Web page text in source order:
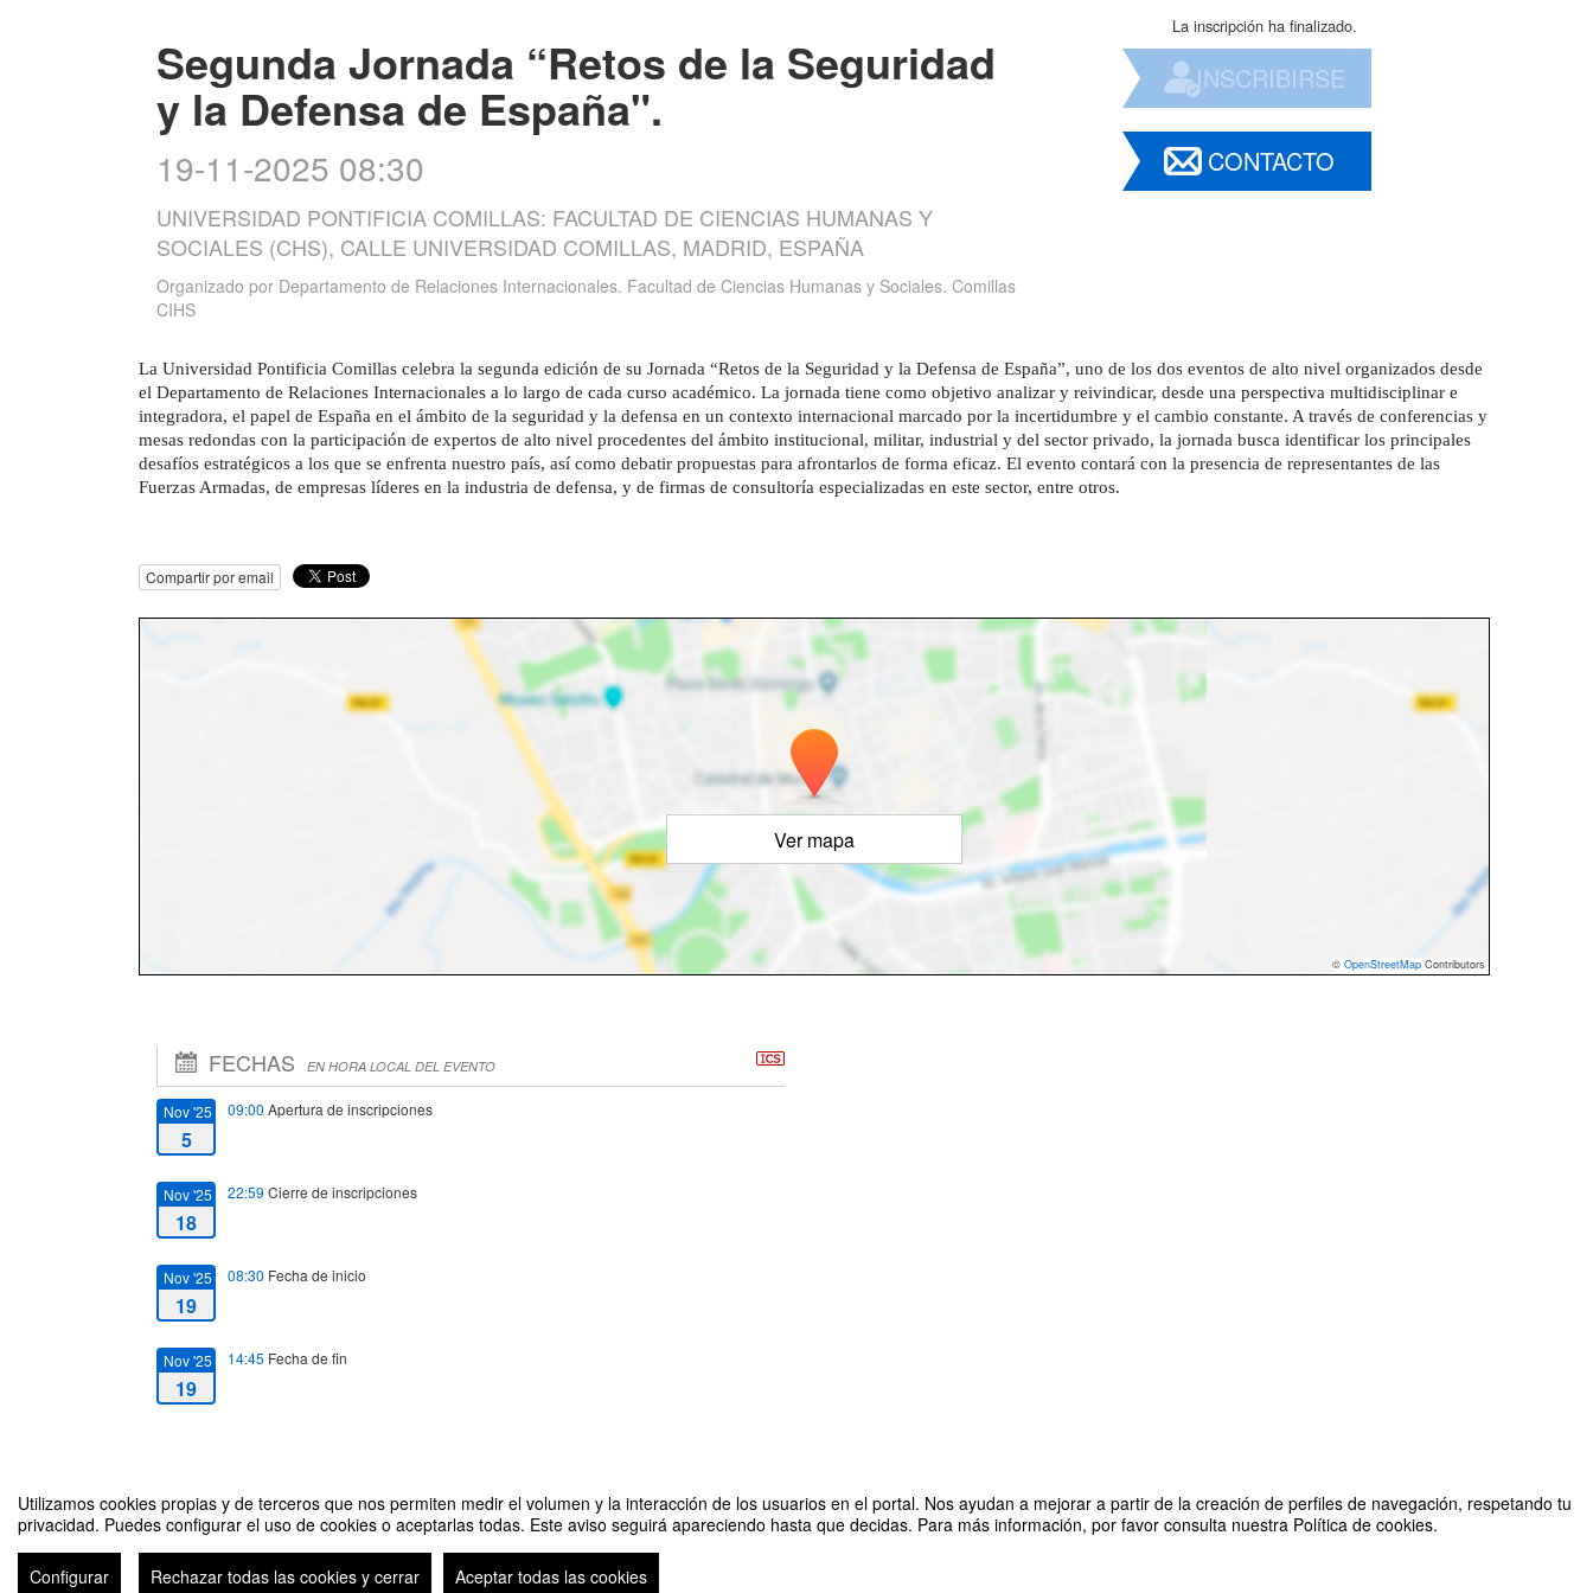
Utilizamos cookies propias y de terceros que nos permiten medir el volumen y la interacción de los usuarios en el portal. Nos ayudan a mejorar a partir de la creación de perfiles de navegación, respetando tu
privacidad. Puedes configurar el uso de cookies o aceptarlas todas. Este aviso seguirá apareciendo hasta que decidas. Para más información, por favor consulta nuestra Política de cookies.
Configurar Rechazar todas las cookies y cerrar Aceptar todas las cookies
Segunda Jornada “Retos de la Seguridad
y la Defensa de España".
19-11-2025 08:30
UNIVERSIDAD PONTIFICIA COMILLAS: FACULTAD DE CIENCIAS HUMANAS Y
SOCIALES (CHS), CALLE UNIVERSIDAD COMILLAS, MADRID, ESPAÑA
Organizado por Departamento de Relaciones Internacionales. Facultad de Ciencias Humanas y Sociales. Comillas
CIHS
La inscripción ha finalizado.
INSCRIBIRSE
CONTACTO
La Universidad Pontificia Comillas celebra la segunda edición de su Jornada “Retos de la Seguridad y la Defensa de España”, uno de los dos eventos de alto nivel organizados desde
el Departamento de Relaciones Internacionales a lo largo de cada curso académico. La jornada tiene como objetivo analizar y reivindicar, desde una perspectiva multidisciplinar e
integradora, el papel de España en el ámbito de la seguridad y la defensa en un contexto internacional marcado por la incertidumbre y el cambio constante. A través de conferencias y
mesas redondas con la participación de expertos de alto nivel procedentes del ámbito institucional, militar, industrial y del sector privado, la jornada busca identificar los principales
desafíos estratégicos a los que se enfrenta nuestro país, así como debatir propuestas para afrontarlos de forma eficaz. El evento contará con la presencia de representantes de las
Fuerzas Armadas, de empresas líderes en la industria de defensa, y de firmas de consultoría especializadas en este sector, entre otros.
Compartir por email
Ver mapa
© OpenStreetMap Contributors
FECHAS EN HORA LOCAL DEL EVENTO
Nov '25
5
09:00 Apertura de inscripciones
Nov '25
18
22:59 Cierre de inscripciones
Nov '25
19
08:30 Fecha de inicio
Nov '25
19
14:45 Fecha de fin
Segunda Jornada “Retos de la Seguridad y la Defensa de España". Organizado por Departamento de Relaciones Internacionales. Facultad de Ciencias Humanas y Sociales. Comillas CIHS